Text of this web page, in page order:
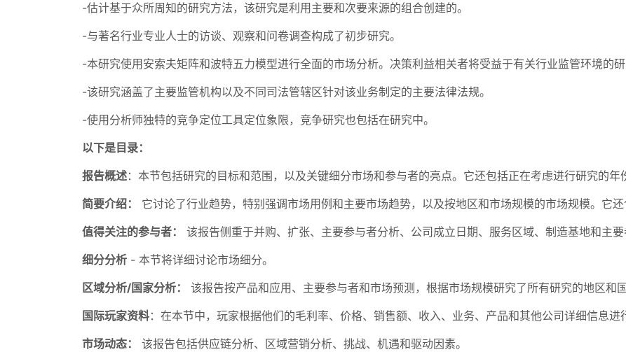
-估计基于众所周知的研究方法，该研究是利用主要和次要来源的组合创建的。
-与著名行业专业人士的访谈、观察和问卷调查构成了初步研究。
-本研究使用安索夫矩阵和波特五力模型进行全面的市场分析。决策利益相关者将受益于有关行业监管环境的研
-该研究涵盖了主要监管机构以及不同司法管辖区针对该业务制定的主要法律法规。
-使用分析师独特的竞争定位工具定位象限，竞争研究也包括在研究中。
以下是目录：
报告概述：本节包括研究的目标和范围，以及关键细分市场和参与者的亮点。它还包括正在考虑进行研究的年
简要介绍：
它讨论了行业趋势，特别强调市场用例和主要市场趋势，以及按地区和市场规模的市场规模。它还
值得关注的参与者：
该报告侧重于并购、扩张、主要参与者分析、公司成立日期、服务区域、制造基地和主要
细分分析 - 本节将详细讨论市场细分。
区域分析/国家分析：
该报告按产品和应用、主要参与者和市场预测，根据市场规模研究了所有研究的地区和国
国际玩家资料：在本节中，玩家根据他们的毛利率、价格、销售额、收入、业务、产品和其他公司详细信息进
市场动态：
该报告包括供应链分析、区域营销分析、挑战、机遇和驱动因素。